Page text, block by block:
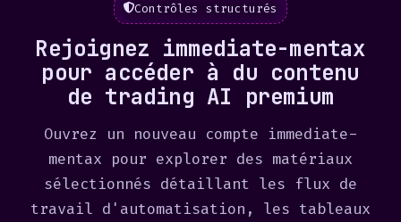
Contrôles structurés
Rejoignez immediate-mentax
pour accéder à du contenu
de trading AI premium
Ouvrez un nouveau compte immediate-
mentax pour explorer des matériaux
sélectionnés détaillant les flux de
travail d'automatisation, les tableaux